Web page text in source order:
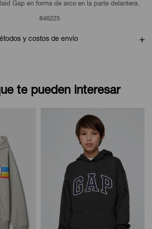
Gap en forma de arco en la parte delantera.
846225
y costos de envío
te pueden interesar